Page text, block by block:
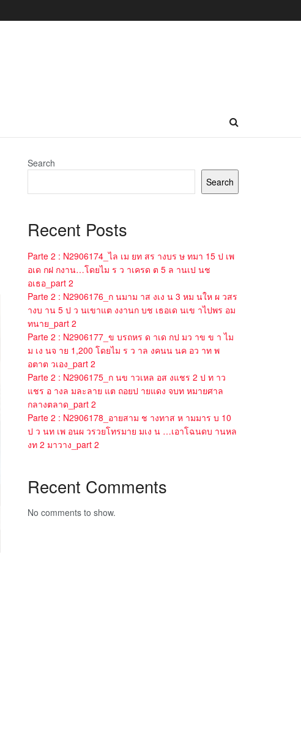
Search
Search
Recent Posts
Parte 2 : N2906174_ไล เม ยท สร างบร ษ ทมา 15 ป เพ
อเด กฝ กงาน…โดยไม ร ว าเครด ต 5 ล านเป นช
อเธอ_part 2
Parte 2 : N2906176_ก นมาม าส งเง น 3 หม นให ผ วสร
างบ าน 5 ป ว นเขาแต งงานก บช เธอเด นเข าไปพร อม
ทนาย_part 2
Parte 2 : N2906177_ข บรถหร ด าเด กป มว าข ข า ไม
ม เง นจ าย 1,200 โดยไม ร ว าล งคนน นค อว าท พ
อตาต วเอง_part 2
Parte 2 : N2906175_ก นข าวเหล อส งแชร 2 ป ท าว
แชร อ างล มละลาย แต ถอยป ายแดง จบท หมายศาล
กลางตลาด_part 2
Parte 2 : N2906178_อายสาม ช างทาส ห ามมาร บ 10
ป ว นท เพ อนผ วรวยโทรมาย มเง น …เอาโฉนดบ านหล
งท 2 มาวาง_part 2
Recent Comments
No comments to show.